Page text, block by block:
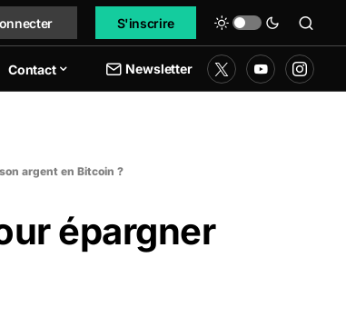
S'inscrire
Contact Newsletter
argent en Bitcoin ?
épargner